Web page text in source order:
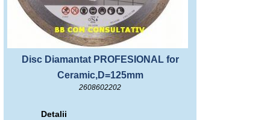
Disc Diamantat PROFESIONAL for
Ceramic,D=125mm
2608602202
Detalii